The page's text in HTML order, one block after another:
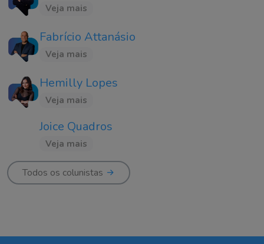
Veja mais
Fabrício Attanásio
Veja mais
Hemilly Lopes
Veja mais
Joice Quadros
Veja mais
Todos os colunistas